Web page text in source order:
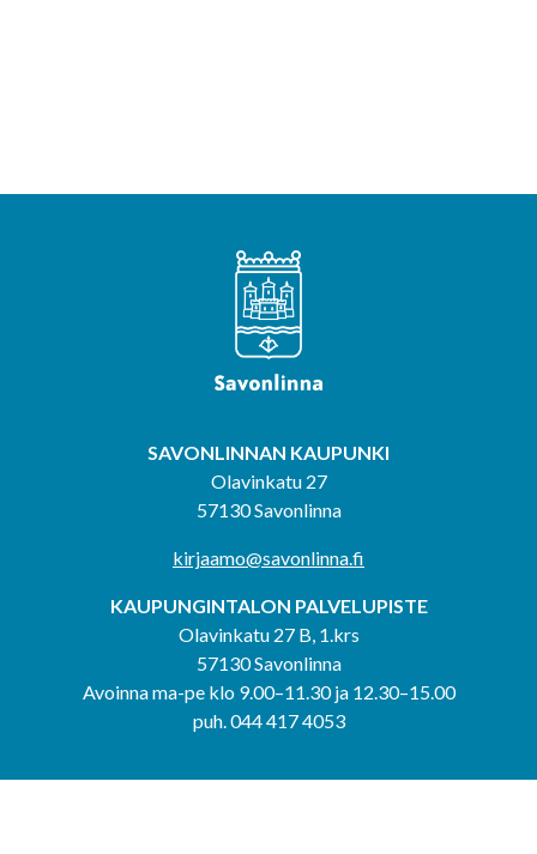
SAVONLINNAN KAUPUNKI
Olavinkatu 27
57130 Savonlinna
kirjaamo@savonlinna.fi
KAUPUNGINTALON PALVELUPISTE
Olavinkatu 27 B, 1.krs
57130 Savonlinna
Avoinna ma-pe klo 9.00–11.30 ja 12.30–15.00
puh. 044 417 4053